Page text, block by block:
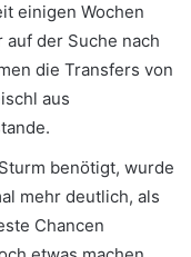
einigen Wochen
der Suche nach
die Transfers von
aus
benötigt, wurde
mehr deutlich, als
Chancen